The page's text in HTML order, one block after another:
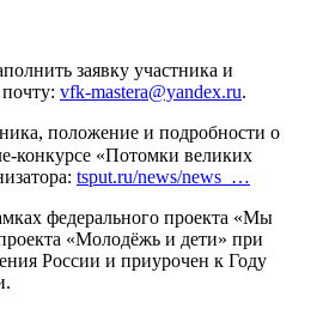
заявку участника и
vfk-mastera@yandex.ru.
положение и подробности о
конкурсе «Потомки великих
tsput.ru/news/news_…
федерального проекта «Мы
«Молодёжь и дети» при
России и приурочен к Году